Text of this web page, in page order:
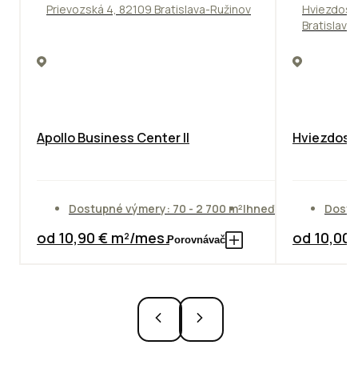
Prievozská 4, 82109 Bratislava-Ružinov
Apollo Business Center II
Dostupné výmery: 70 - 2 700 m²Ihneď
od 10,90 € m²/mes.Porovnávač od 10,00